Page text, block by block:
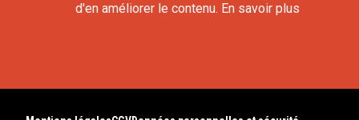
d'en améliorer le contenu. En savoir plus